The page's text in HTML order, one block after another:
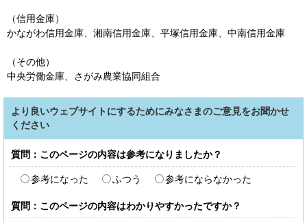
（信用金庫）
かながわ信用金庫、湘南信用金庫、平塚信用金庫、中南信用金庫
（その他）
中央労働金庫、さがみ農業協同組合
より良いウェブサイトにするためにみなさまのご意見をお聞かせ
ください
質問：このページの内容は参考になりましたか？
参考になった ふつう 参考にならなかった
質問：このページの内容はわかりやすかったですか？